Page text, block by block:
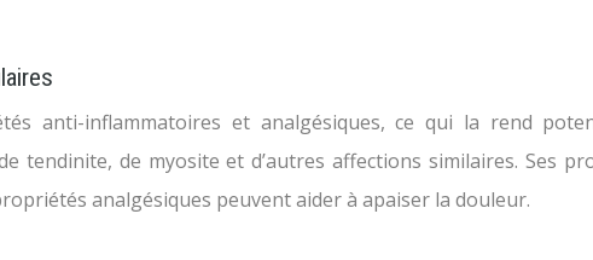
anti-inflammatoires et analgésiques, ce qui la rend
tendinite, de myosite et d’autres affections similaires. Ses
analgésiques peuvent aider à apaiser la douleur.